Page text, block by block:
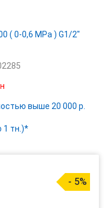
выше 20 000 р.
1 тн.)*
- 5%